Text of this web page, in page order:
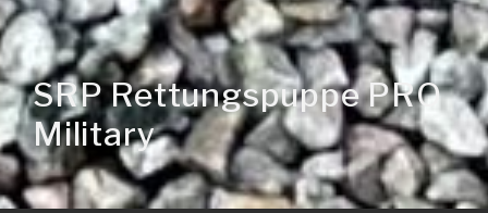
SRP Rettungspuppe PRO
Military